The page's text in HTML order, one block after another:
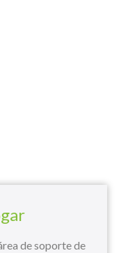
de soporte de